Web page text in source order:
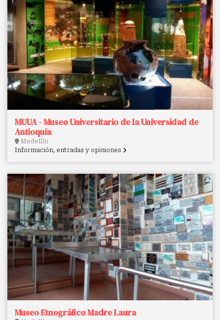
MUUA - Museo Universitario de la Universidad de
Antioquia
Medellín
Información, entradas y opiniones
Museo Etnográfico Madre Laura